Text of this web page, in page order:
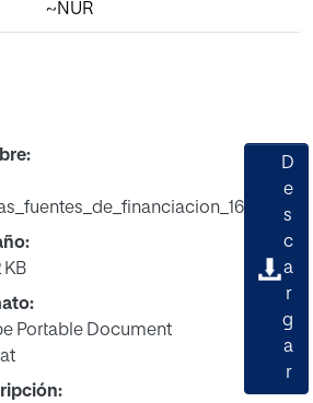
~NUR
KB
Portable Document
D
e
s
c
a
r
g
a
r